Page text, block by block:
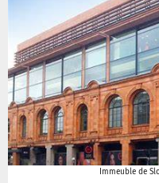
Immeuble de